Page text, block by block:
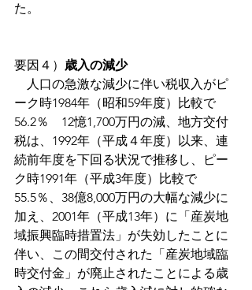
た。
要因４） 歳入の減少
人口の急激な減少に伴い税収入がピ
ーク時1984年（昭和59年度）比較で
56.2％　12憶1,700万円の減、地方交付
税は、1992年（平成４年度）以来、連
続前年度を下回る状況で推移し、ピー
ク時1991年（平成3年度）比較で
55.5％、38億8,000万円の大幅な減少に
加え、2001年（平成13年）に「産炭地
域振興臨時措置法」が失効したことに
伴い、この間交付された「産炭地域臨
時交付金」が廃止されたことによる歳